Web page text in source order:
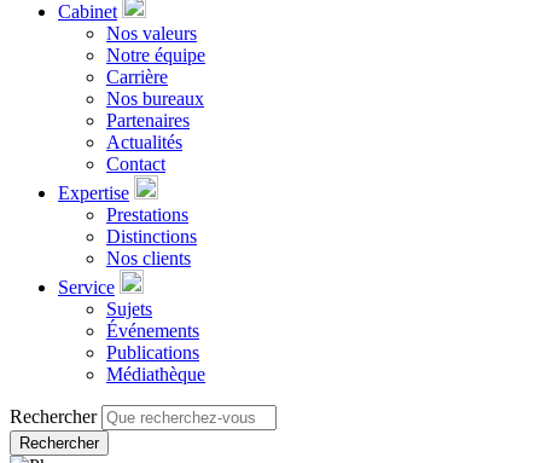
Cabinet
Nos valeurs
Notre équipe
Carrière
Nos bureaux
Partenaires
Actualités
Contact
Expertise
Prestations
Distinctions
Nos clients
Service
Sujets
Événements
Publications
Médiathèque
Rechercher